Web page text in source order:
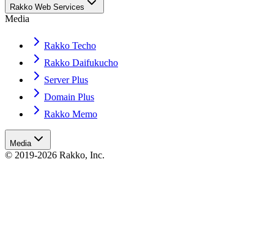
Rakko Web Services
Media
Rakko Techo
Rakko Daifukucho
Server Plus
Domain Plus
Rakko Memo
Media
© 2019-2026 Rakko, Inc.